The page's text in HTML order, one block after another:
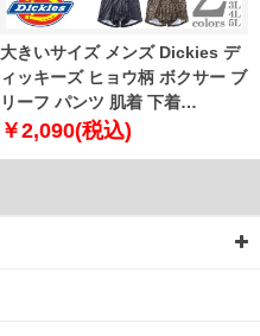
大きいサイズ メンズ Dickies デ
ィッキーズ ヒョウ柄 ボクサー ブ
リーフ パンツ 肌着 下着
80533200
￥2,090(税込)